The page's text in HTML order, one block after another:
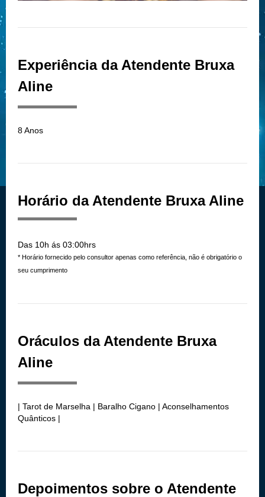
Experiência da Atendente Bruxa
Aline
8 Anos
Horário da Atendente Bruxa Aline
Das 10h ás 03:00hrs
* Horário fornecido pelo consultor apenas como referência, não é obrigatório o
seu cumprimento
Oráculos da Atendente Bruxa
Aline
| Tarot de Marselha | Baralho Cigano | Aconselhamentos
Quânticos |
Depoimentos sobre o Atendente